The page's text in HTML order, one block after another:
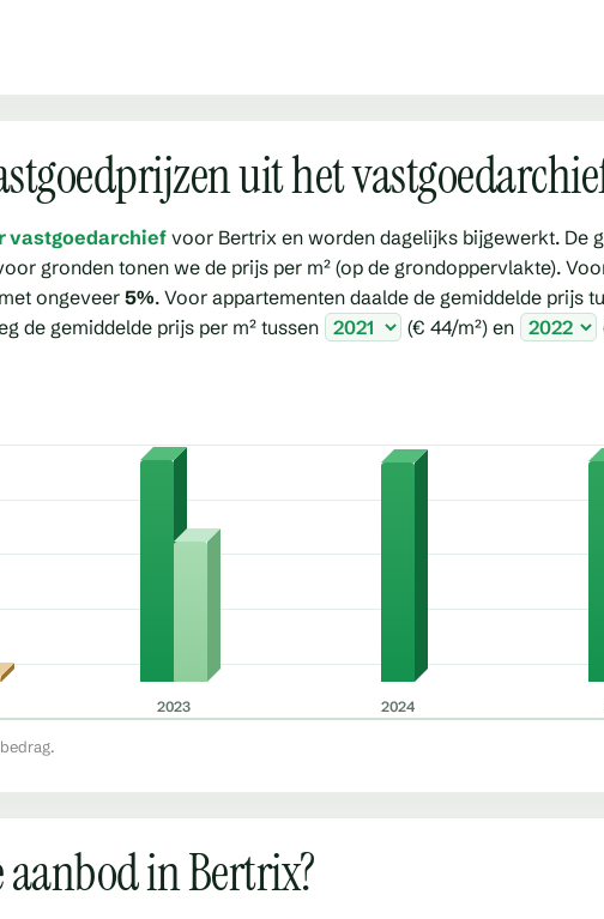
uit het
vastgoedarchief voor Bertrix en worden dagelijks bijgewerkt. De
gronden tonen we de prijs per m² (op de grondoppervlakte).
ongeveer 5%. Voor appartementen daalde de gemiddelde prijs
de gemiddelde prijs per m² tussen (€ 44/m²) en
2023 2024
in Bertrix?